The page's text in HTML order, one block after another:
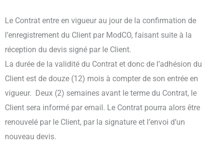
Le Contrat entre en vigueur au jour de la confirmation de
l’enregistrement du Client par ModCO, faisant suite à la
réception du devis signé par le Client.
La durée de la validité du Contrat et donc de l’adhésion du
Client est de douze (12) mois à compter de son entrée en
vigueur. Deux (2) semaines avant le terme du Contrat, le
Client sera informé par email. Le Contrat pourra alors être
renouvelé par le Client, par la signature et l’envoi d’un
nouveau devis.